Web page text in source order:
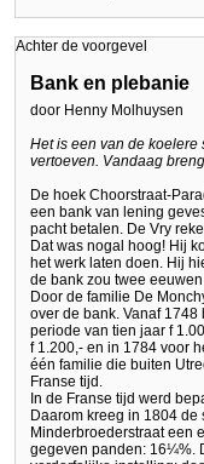
Achter de voorgevel
Bank en plebanie
door Henny Molhuysen
Het is een van de koelere
vertoeven. Vandaag
De hoek Choorstraat-
een bank van lening
pacht betalen. De Vry
Dat was nogal hoog! Hij
het werk laten doen. Hij
de bank zou twee
Door de familie De
over de bank. Vanaf
periode van tien jaar f
f 1.200,- en in 1784 voor
één familie die buiten
Franse tijd.
In de Franse tijd werd
Daarom kreeg in 1804
Minderbroederstraat een
gegeven panden: 16¼%.